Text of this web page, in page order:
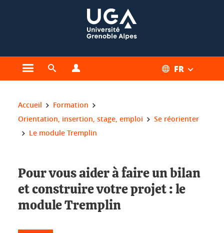
Ouvrir le menu principal
Ouvrir le moteur de recherche FR
Vous êtes ici :
Accueil
Formation
Orientation, insertion, stage, emploi
Se réorienter
Le module Tremplin
Pour vous aider à faire un bilan
et construire votre projet : le
module Tremplin